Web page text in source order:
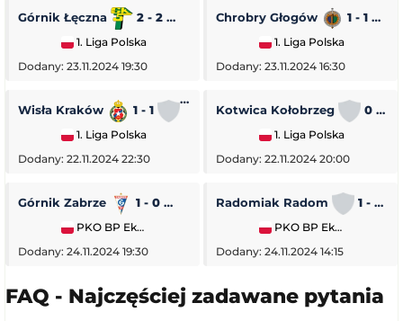
Górnik Łęczna 2 - 2 GKS Tychy
1. Liga Polska
Dodany: 23.11.2024 19:30
Chrobry Głogów 1 - 1
1. Liga Polska
Dodany: 23.11.2024 16:30
Wisła Kraków 1 - 1 Stal Rzeszów
1. Liga Polska
Dodany: 22.11.2024 22:30
Kotwica Kołobrzeg 0 - 5
1. Liga Polska
Dodany: 22.11.2024 20:00
Górnik Zabrze 1 - 0 Piast Gliwice
PKO BP Ekstraklasa
Dodany: 24.11.2024 19:30
Radomiak Radom 1 - 2
PKO BP Ekstraklasa
Dodany: 24.11.2024 14:15
FAQ - Najczęściej zadawane pytania